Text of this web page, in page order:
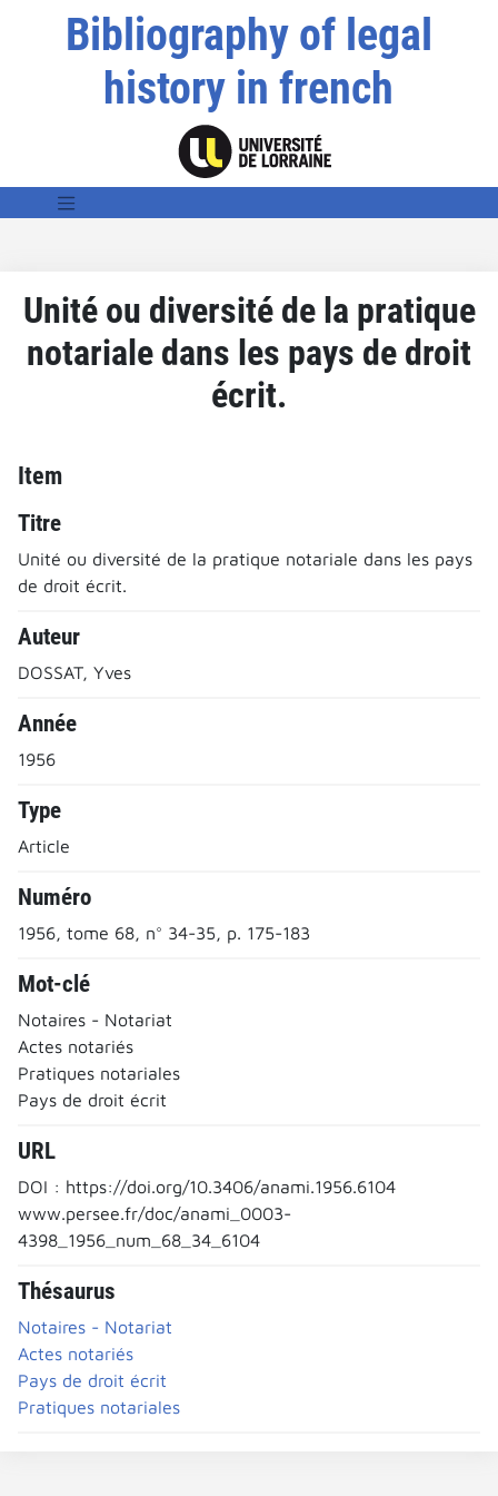
Bibliography of legal
history in french
Unité ou diversité de la pratique
notariale dans les pays de droit
écrit.
Item
Titre
Unité ou diversité de la pratique notariale dans les pays
de droit écrit.
Auteur
DOSSAT, Yves
Année
1956
Type
Article
Numéro
1956, tome 68, n° 34-35, p. 175-183
Mot-clé
Notaires - Notariat
Actes notariés
Pratiques notariales
Pays de droit écrit
URL
DOI : https://doi.org/10.3406/anami.1956.6104
www.persee.fr/doc/anami_0003-
4398_1956_num_68_34_6104
Thésaurus
Notaires - Notariat
Actes notariés
Pays de droit écrit
Pratiques notariales